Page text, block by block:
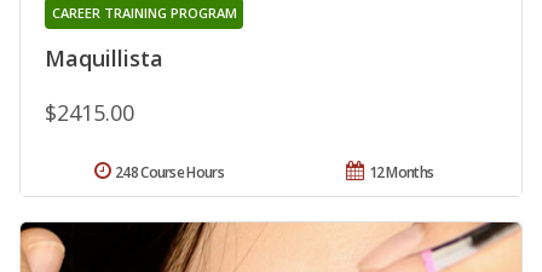
Maquillista
CAREER TRAINING PROGRAM
$2415.00
12 Months
248 Course Hours